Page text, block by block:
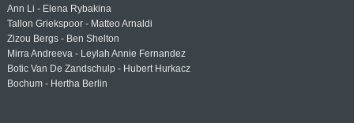
Ann Li - Elena Rybakina
Tallon Griekspoor - Matteo Arnaldi
Zizou Bergs - Ben Shelton
Mirra Andreeva - Leylah Annie Fernandez
Botic Van De Zandschulp - Hubert Hurkacz
Bochum - Hertha Berlin